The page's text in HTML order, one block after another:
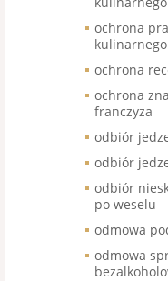
ochrona
kulinarnego
ochrona
ochrona
franczyza
odbiór
odbiór
odbiór
po weselu
odmowa
odmowa